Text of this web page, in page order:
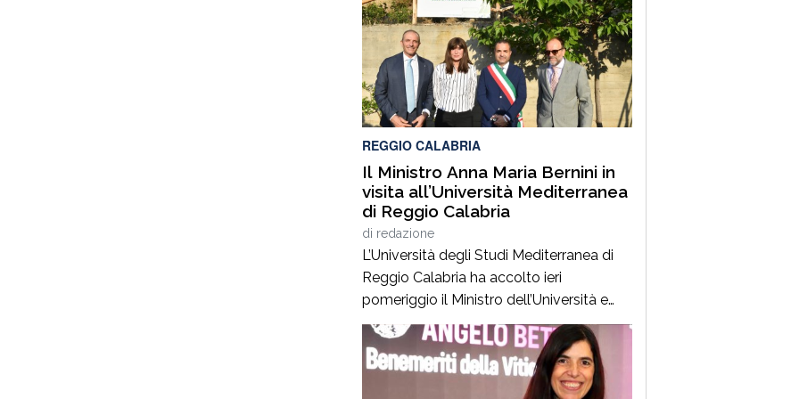
REGGIO CALABRIA
Il Ministro Anna Maria Bernini in
visita all’Università Mediterranea
di Reggio Calabria
di redazione
L’Università degli Studi Mediterranea di
Reggio Calabria ha accolto ieri
pomeriggio il Ministro dell’Università e
della Ricerca, Prof.ssa Anna Maria Bernini,
alla presenza del Sindaco della Città On.
Francesco Cannizzaro. Al suo arrivo, il
Ministro ha inaugurato un nuovo spazio